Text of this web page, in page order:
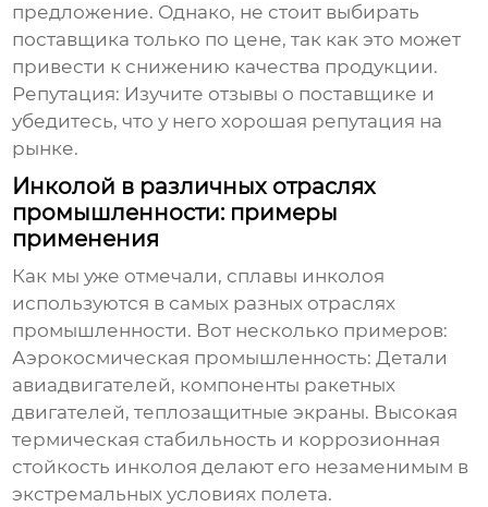
предложение. Однако, не стоит выбирать
поставщика только по цене, так как это может
привести к снижению качества продукции.
Репутация: Изучите отзывы о поставщике и
убедитесь, что у него хорошая репутация на
рынке.
Инколой в различных отраслях
промышленности: примеры
применения
Как мы уже отмечали, сплавы инколоя
используются в самых разных отраслях
промышленности. Вот несколько примеров:
Аэрокосмическая промышленность: Детали
авиадвигателей, компоненты ракетных
двигателей, теплозащитные экраны. Высокая
термическая стабильность и коррозионная
стойкость инколоя делают его незаменимым в
экстремальных условиях полета.